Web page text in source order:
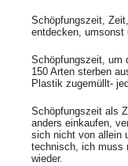
Schöpfungszeit,
entdecken, umsonst
Schöpfungszeit, um
150 Arten sterben
Plastik zugemüllt-
Schöpfungszeit als
anders einkaufen,
sich nicht von allein
technisch, ich muss
wieder.